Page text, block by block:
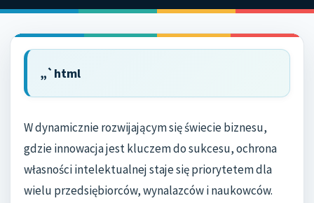
„`html
W dynamicznie rozwijającym się świecie biznesu,
gdzie innowacja jest kluczem do sukcesu, ochrona
własności intelektualnej staje się priorytetem dla
wielu przedsiębiorców, wynalazców i naukowców.